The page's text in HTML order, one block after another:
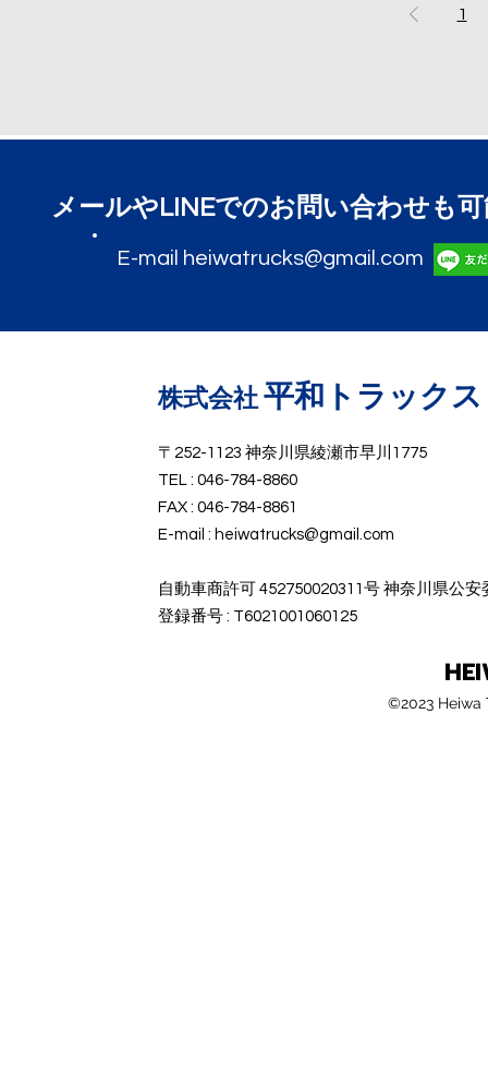
1
メールやLINEでのお問い合わせも
E-mail heiwatrucks@gmail.com
​株式会社平和トラックス
〒252-1123 神奈川県綾瀬市早川1775
TEL : 046-784-8860
FAX : 046-784-8861
E-mail : heiwatrucks@gmail.com
自動車商許可 452750020311号 神奈川県公安
​登録番号 : T6021001060125
©2023 Heiwa